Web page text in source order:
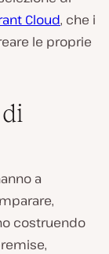
Cloud, che i
le proprie
a
costruendo